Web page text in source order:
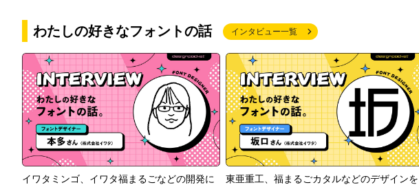
わたしの好きなフォントの話 インタビュー一覧
イワタミンゴ、イワタ福まるごなどの開発に
東亜重工、福まるごカタルなどのデザインを